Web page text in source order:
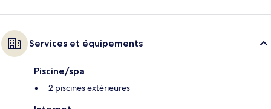
Services et équipements
Piscine/spa
2 piscines extérieures